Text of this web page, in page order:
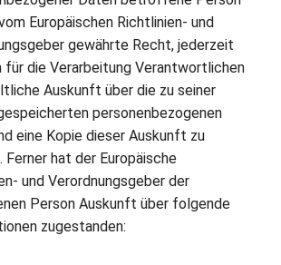
Europäischen Richtlinien- und
gewährte Recht, jederzeit
für die Verarbeitung Verantwortlichen
Auskunft über die zu seiner
personenbezogenen
eine Kopie dieser Auskunft zu
Ferner hat der Europäische
und Verordnungsgeber der
Person Auskunft über folgende
zugestanden: